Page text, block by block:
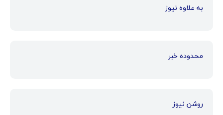
به علاوه نیوز
محدوده خبر
روشن نیوز